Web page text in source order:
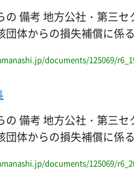
の 備考 地方公社・第三
団体からの損失補償に係
documents/125069/
の 備考 地方公社・第三
団体からの損失補償に係
documents/125069/